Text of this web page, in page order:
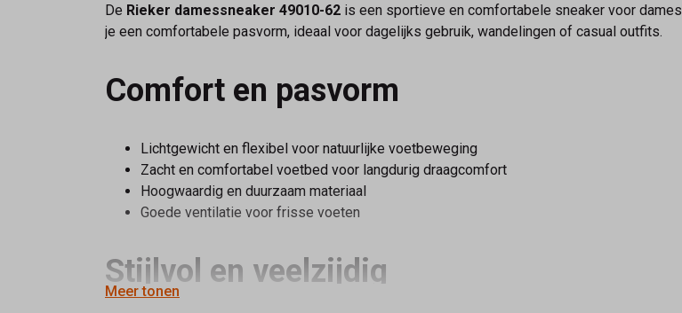
De Rieker damessneaker 49010-62 is een sportieve en comfortabele sneaker voor
je een comfortabele pasvorm, ideaal voor dagelijks gebruik, wandelingen of casual outfits.
Comfort en pasvorm
Lichtgewicht en flexibel voor natuurlijke voetbeweging
Zacht en comfortabel voetbed voor langdurig draagcomfort
Hoogwaardig en duurzaam materiaal
Goede ventilatie voor frisse voeten
Stijlvol en veelzijdig
Meer tonen